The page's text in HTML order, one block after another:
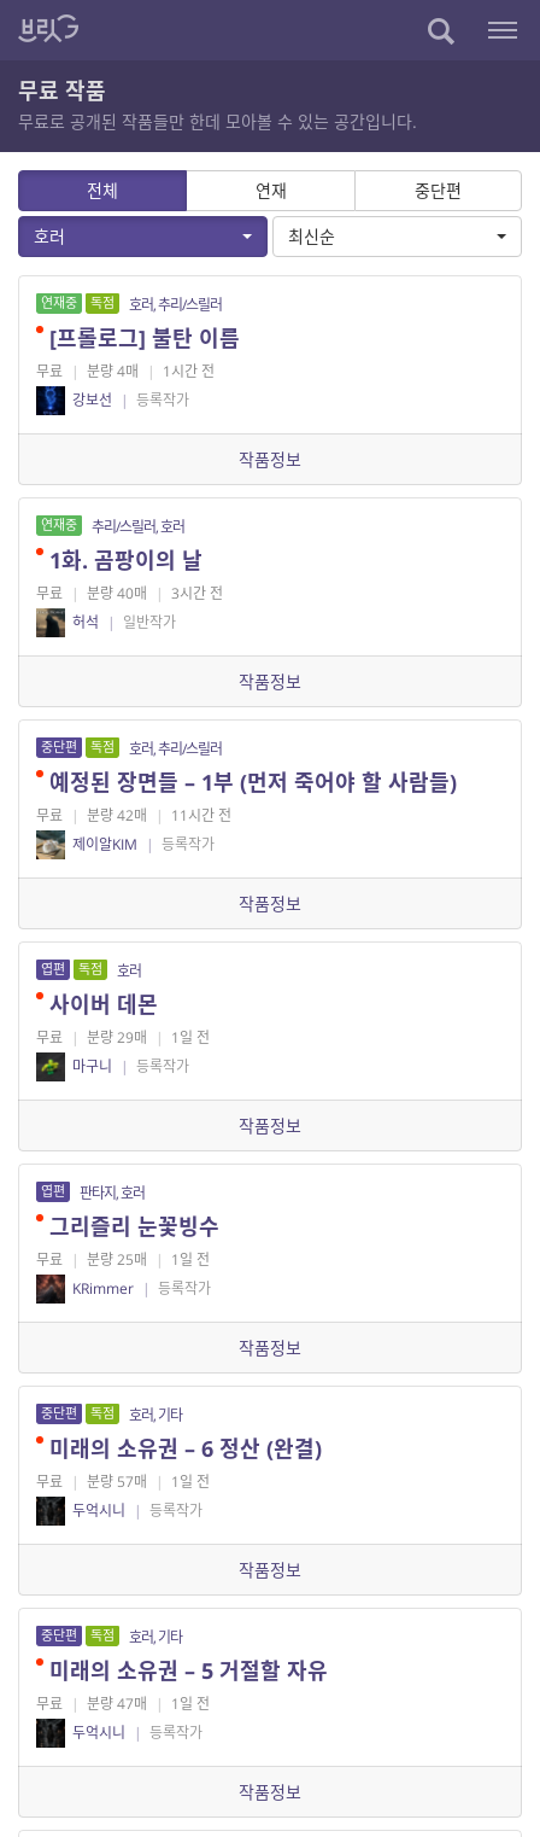
무료 작품
무료로 공개된 작품들만 한데 모아볼 수 있는 공간입니다.
전체 연재
중단편
호러
최신순
연재중 독점 호러, 추리/스릴러
[프롤로그] 불탄 이름
무료 | 분량 4매 | 1시간 전
강보선
| 등록작가
작품정보
연재중 추리/스릴러, 호러
1화. 곰팡이의 날
무료 | 분량 40매 | 3시간 전
허석
| 일반작가
작품정보
중단편 독점 호러, 추리/스릴러
예정된 장면들 – 1부 (먼저 죽어야 할 사람들)
무료 | 분량 42매 | 11시간 전
제이알KIM
| 등록작가
작품정보
엽편 독점 호러
사이버 데몬
무료 | 분량 29매 | 1일 전
마구니
| 등록작가
작품정보
엽편 판타지, 호러
그리즐리 눈꽃빙수
무료 | 분량 25매 | 1일 전
KRimmer | 등록작가
작품정보
중단편 독점 호러, 기타
미래의 소유권 – 6 정산 (완결)
무료 | 분량 57매 | 1일 전
두억시니
| 등록작가
작품정보
중단편 독점 호러, 기타
미래의 소유권 – 5 거절할 자유
무료 | 분량 47매 | 1일 전
두억시니
| 등록작가
작품정보